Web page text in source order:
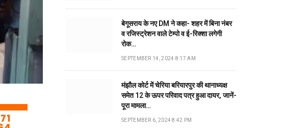
बेगूसराय के नए DM ने कहा- शहर में बिना नंबर
व रजिस्ट्रेशन वाले टेम्पो व ई-रिक्शा लगेगी
रोक…
SEPTEMBER 14, 2024 8:17 AM
मंझौल कोर्ट में चेरिया बरियारपुर की थानाध्यक्ष
समेत 12 के ऊपर परिवाद पत्र हुआ दायर, जानें-
पूरा मामला…
SEPTEMBER 6, 2024 8:42 PM